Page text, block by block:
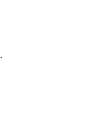
.